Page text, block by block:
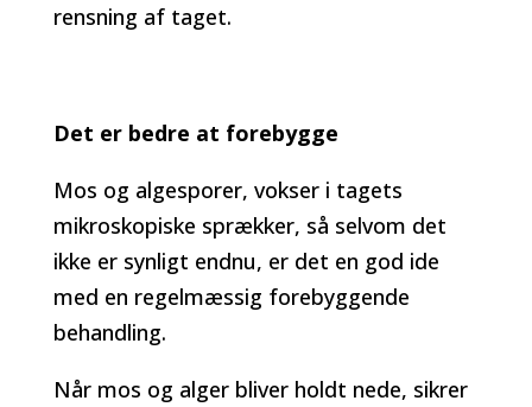
rensning af taget.
Det er bedre at forebygge
Mos og algesporer, vokser i tagets
mikroskopiske sprækker, så selvom det
ikke er synligt endnu, er det en god ide
med en regelmæssig forebyggende
behandling.
Når mos og alger bliver holdt nede, sikrer